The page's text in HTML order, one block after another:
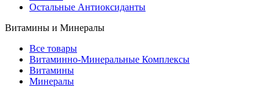
Остальные Антиоксиданты
Витамины и Минералы
Все товары
Витаминно-Минеральные Комплексы
Витамины
Минералы